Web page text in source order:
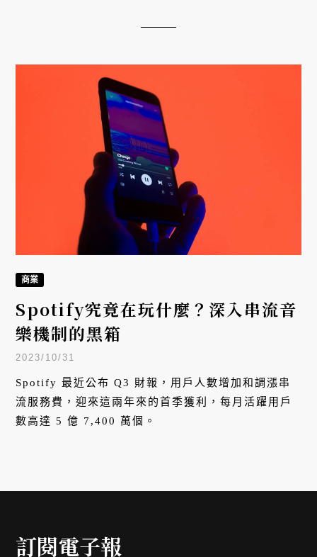
商業
Spotify究竟在玩什麼？深入串流音
樂機制的黑箱
2023/10/31
Spotify 最近公布 Q3 財報，用戶人數增加和調漲串
流服務費，迎來這兩年來的首季獲利，每月活躍用戶
數高達 5 億 7,400 萬個。
訂閱電子報